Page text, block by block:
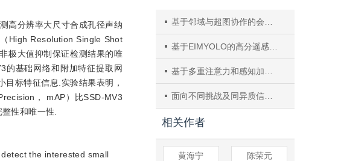
高分辨率大尺寸合成孔径声纳
High Resolution Single Shot
极大值抑制保证检测结果的唯
的基础网络和附加特征提取网
标特征信息.实验结果表明，
， mAP）比SSD-MV3
性和唯一性.
the interested small
基于邻域与超图协作的会话推荐
基于EIMYOLO的高分遥感图像目标检测
基于多重注意力和感知加权学习的单图像高动态范围重建
面向不同挑战及同异质信息分离的RGBT跟踪
相关作者
黄海宁 陈荣元